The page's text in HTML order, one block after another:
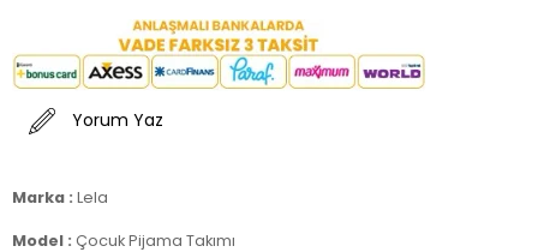
Yorum Yaz
Marka : Lela
Model : Çocuk Pijama Takımı